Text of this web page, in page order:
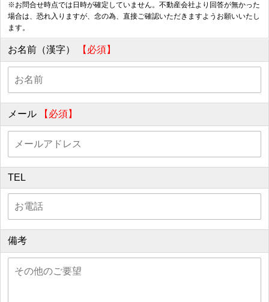
※お問合せ時点では日時が確定していません。不動産会社より回答が無かった
場合は、恐れ入りますが、念の為、直接ご確認いただきますようお願いいたし
ます。
お名前（漢字） 【必須】
メール 【必須】
TEL
備考